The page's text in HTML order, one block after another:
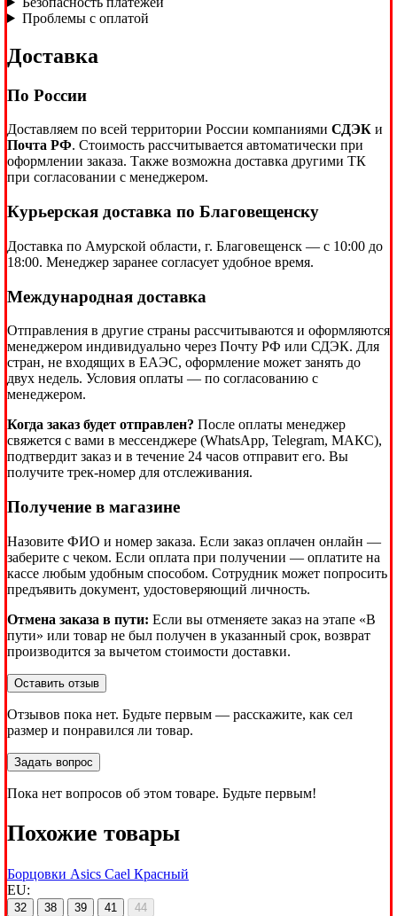
Проблемы с оплатой
Доставка
По России
Доставляем по всей территории России компаниями СДЭК и
Почта РФ. Стоимость рассчитывается автоматически при
оформлении заказа. Также возможна доставка другими ТК
при согласовании с менеджером.
Курьерская доставка по Благовещенску
Доставка по Амурской области, г. Благовещенск — с 10:00 до
18:00. Менеджер заранее согласует удобное время.
Международная доставка
Отправления в другие страны рассчитываются и оформляются
менеджером индивидуально через Почту РФ или СДЭК. Для
стран, не входящих в ЕАЭС, оформление может занять до
двух недель. Условия оплаты — по согласованию с
менеджером.
Когда заказ будет отправлен? После оплаты менеджер
свяжется с вами в мессенджере (WhatsApp, Telegram, МАКС),
подтвердит заказ и в течение 24 часов отправит его. Вы
получите трек-номер для отслеживания.
Получение в магазине
Назовите ФИО и номер заказа. Если заказ оплачен онлайн —
заберите с чеком. Если оплата при получении — оплатите на
кассе любым удобным способом. Сотрудник может попросить
предъявить документ, удостоверяющий личность.
Отмена заказа в пути: Если вы отменяете заказ на этапе «В
пути» или товар не был получен в указанный срок, возврат
производится за вычетом стоимости доставки.
Оставить отзыв
Отзывов пока нет. Будьте первым — расскажите, как сел
размер и понравился ли товар.
Задать вопрос
Пока нет вопросов об этом товаре. Будьте первым!
Похожие товары
Борцовки Asics Cael Красный
EU:
32 38 39 41 44